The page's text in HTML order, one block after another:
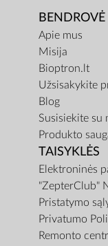
BENDROVĖ
Apie mus
Misija
Bioptron.lt
Užsisakykite
Blog
Susisiekite su
Produkto
TAISYKLĖS
Elektroninės
"ZepterClub"
Pristatymo
Privatumo
Remonto